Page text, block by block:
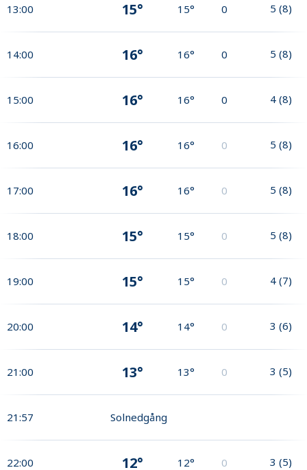
13:00 15° 15° 0 5 (8)
14:00 16° 16° 0 5 (8)
15:00 16° 16° 0 4 (8)
16:00 16° 16° 0 5 (8)
17:00 16° 16° 0 5 (8)
18:00 15° 15° 0 5 (8)
19:00 15° 15° 0 4 (7)
20:00 14° 14° 0 3 (6)
21:00 13° 13° 0 3 (5)
21:57 Solnedgång
22:00 12° 12° 0 3 (5)